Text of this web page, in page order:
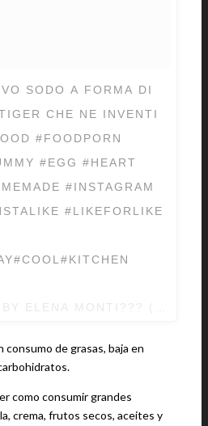
SODO A FORMA DI
CHE NE INVENTI
#EGG #HEART
#INSTAGRAM
#LIKEFORLIKE
de grasas, baja en
como consumir grandes
crema, frutos secos, aceites y